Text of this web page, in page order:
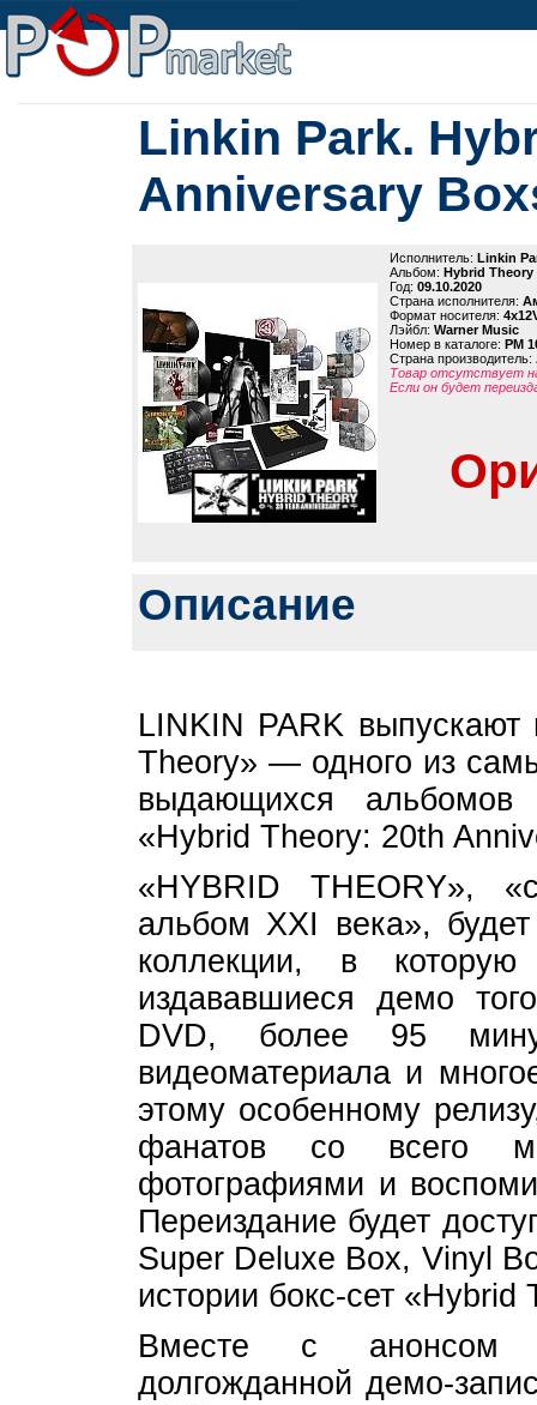
Linkin Park.
Anniversary
Исполнитель: Linkin
Альбом: Hybrid
Год: 09.10.2020
Страна исполнителя:
Формат носителя:
Лэйбл: Warner Music
Номер в каталоге: PM
Страна производитель:
Товар отсутствует
Если он будет
Описание
LINKIN PARK
Theory» — одного из
выдающихся альбомов
«Hybrid Theory: 20th
«HYBRID THEORY»,
альбом XXI века»,
коллекции, в
издававшиеся демо
DVD, более 95
видеоматериала и
этому особенному
фанатов со всего
фотографиями и
Переиздание будет
Super Deluxe Box, Vinyl
истории бокс-сет «Hybrid
Вместе с анонсом
долгожданной демо-